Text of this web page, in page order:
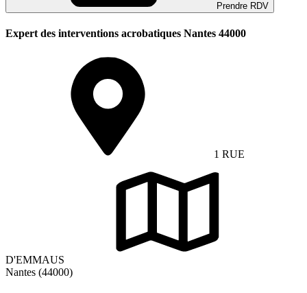
Prendre RDV
Expert des interventions acrobatiques Nantes 44000
1 RUE
D'EMMAUS
Nantes (44000)